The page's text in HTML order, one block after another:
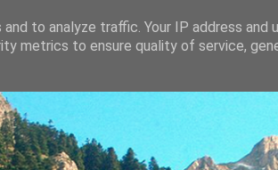
to analyze traffic. Your IP address and
metrics to ensure quality of service,